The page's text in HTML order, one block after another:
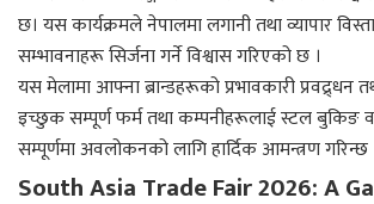
छ। यस कार्यक्रमले नेपालमा लगानी तथा व्यापार
सम्भावनाहरू सिर्जना गर्ने विश्वास गरिएको छ ।
यस मेलामा आफ्ना ब्रान्डहरूको प्रभावकारी प्रवद्र्धन
इच्छुक सम्पूर्ण फर्म तथा कम्पनीहरूलाई स्टल बुकिङ
सम्पूर्णमा अवलोकनको लागि हार्दिक आमन्त्रण गरिन्छ
South Asia Trade Fair 2026: A